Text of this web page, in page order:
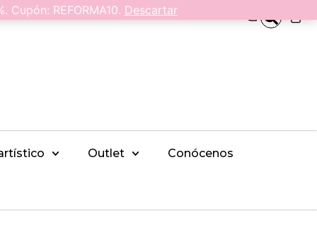
Cupón: REFORMA10. Descartar
Outlet Conócenos